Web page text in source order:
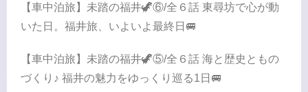
【車中泊旅】未踏の福井🦖⑥/全６話 東尋坊で心が動
いた日。福井旅、いよいよ最終日🚐
【車中泊旅】未踏の福井🦖⑤/全６話 海と歴史ともの
づくり♪ 福井の魅力をゆっくり巡る1日🚐